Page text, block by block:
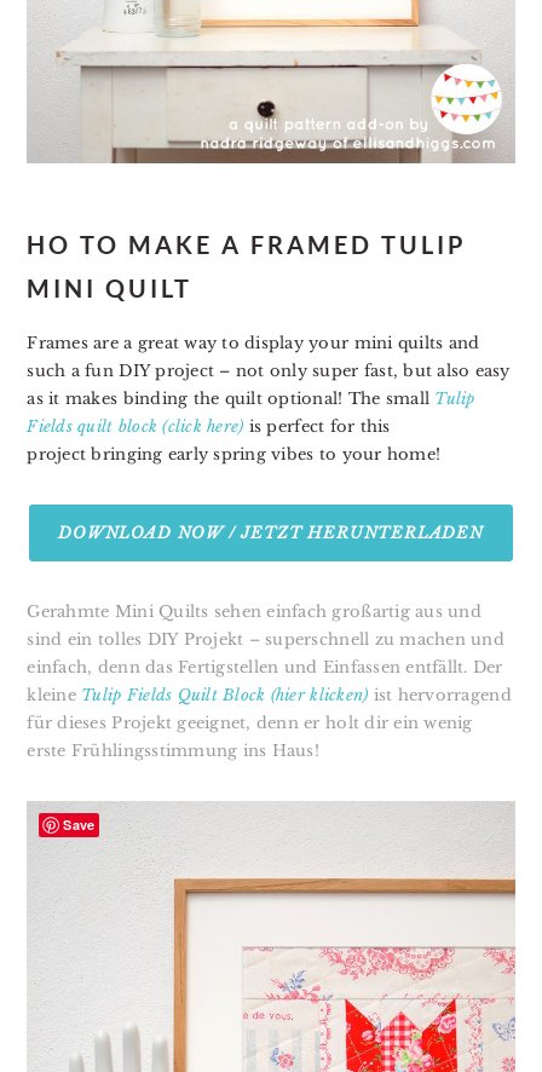
HO TO MAKE A FRAMED TULIP
MINI QUILT
Frames are a great way to display your mini quilts and
such a fun DIY project – not only super fast, but also easy
as it makes binding the quilt optional! The small Tulip
Fields quilt block (click here) is perfect for this
project bringing early spring vibes to your home!
DOWNLOAD NOW / JETZT HERUNTERLADEN
Gerahmte Mini Quilts sehen einfach großartig aus und
sind ein tolles DIY Projekt – superschnell zu machen und
einfach, denn das Fertigstellen und Einfassen entfällt. Der
kleine Tulip Fields Quilt Block (hier klicken) ist hervorragend
für dieses Projekt geeignet, denn er holt dir ein wenig
erste Frühlingsstimmung ins Haus!
Save